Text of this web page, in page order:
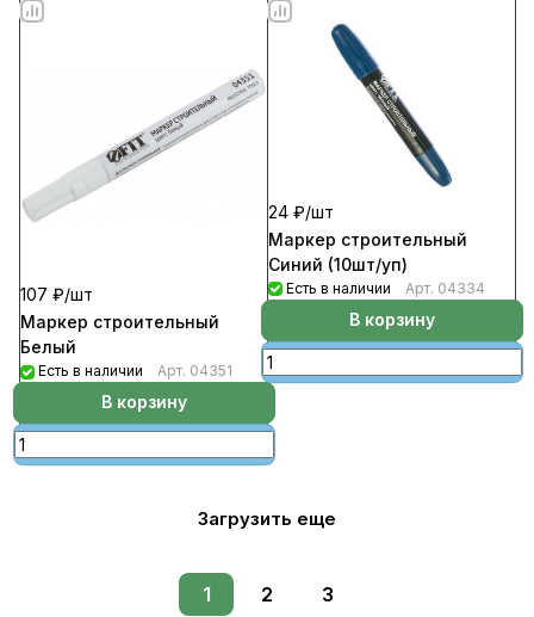
107 ₽/шт
Маркер строительный
Белый
Есть в наличии Арт. 04351
В корзину
24 ₽/шт
Маркер строительный
Синий (10шт/уп)
Есть в наличии Арт. 04334
В корзину
Загрузить еще
1 2
3